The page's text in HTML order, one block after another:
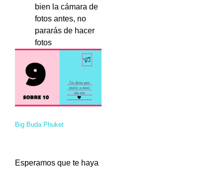
bien la cámara de
fotos antes, no
pararás de hacer
fotos
Big Buda Phuket
Esperamos que te haya